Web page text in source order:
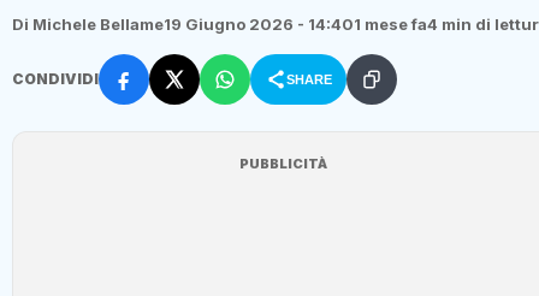
Di Michele Bellame19 Giugno 2026 - 14:401 mese fa4 min di
CONDIVIDI SHARE
PUBBLICITÀ